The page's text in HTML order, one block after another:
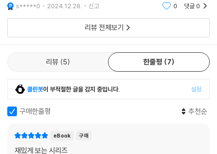
s*****0 2024.12.28. 신고 0 댓글0
리뷰 전체보기
리뷰 5 한줄평 7
클린봇이 부적절한 글을 감지 중입니다. 설정
구매한줄평 추천순
eBook 구매
재밌게 보는 시리즈